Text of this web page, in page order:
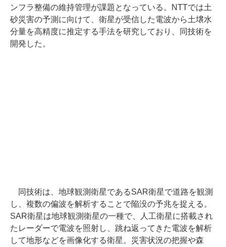
ンフラ整備の維持管理が課題となっている。NTTでは土
砂災害の予測に向けて、衛星が受信した電波から土壌水
分量を高精度に推定する手法を研究しており、同技術を
開発した。
同技術は、地球観測衛星であるSAR衛星で道路を観測
し、複数の偏波を解析することで陥没の予兆を捉える。
SAR衛星は地球観測衛星の一種で、人工衛星に搭載され
たレーダーで電波を照射し、跳ね返ってきた電波を解析
して地形などを画像化する衛星。災害状況の把握や森